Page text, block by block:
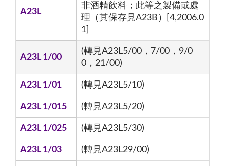
A23L
非酒精飲料；此等之製備或處
理（其保存見A23B）[4,2006.0
1]
A23L 1/00
(轉見A23L5/00，7/00，9/0
0，21/00)
A23L 1/01 (轉見A23L5/10)
A23L 1/015 (轉見A23L5/20)
A23L 1/025 (轉見A23L5/30)
A23L 1/03 (轉見A23L29/00)